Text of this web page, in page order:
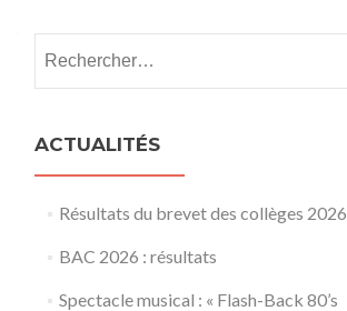
articles
ACTUALITÉS
Résultats du brevet des collèges 2026
BAC 2026 : résultats
Spectacle musical : « Flash-Back 80’s